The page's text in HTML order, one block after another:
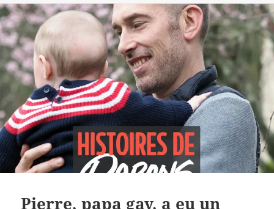
Pierre, papa gay, a eu un